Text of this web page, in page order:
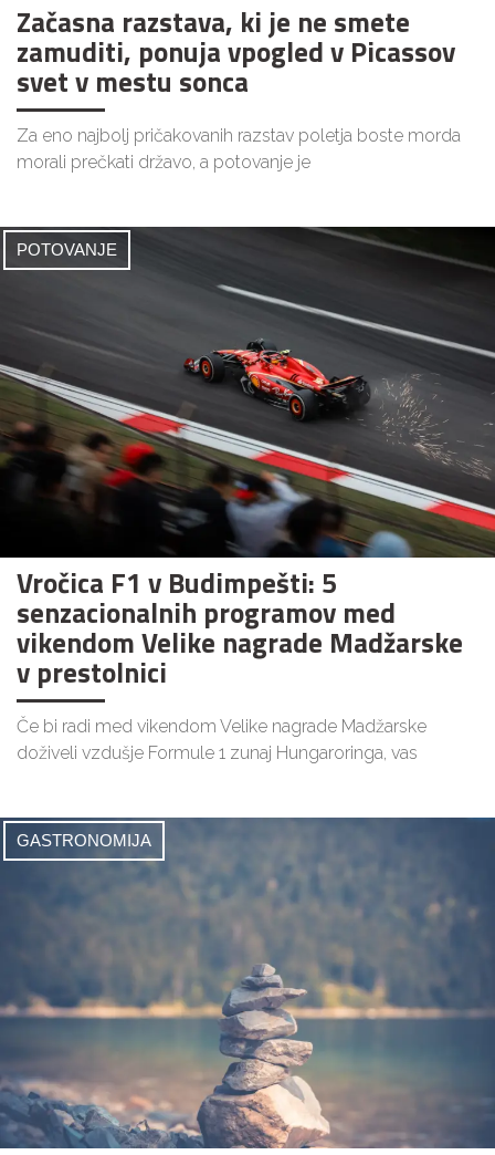
Začasna razstava, ki je ne smete
zamuditi, ponuja vpogled v Picassov
svet v mestu sonca
Za eno najbolj pričakovanih razstav poletja boste morda
morali prečkati državo, a potovanje je
POTOVANJE
Vročica F1 v Budimpešti: 5
senzacionalnih programov med
vikendom Velike nagrade Madžarske
v prestolnici
Če bi radi med vikendom Velike nagrade Madžarske
doživeli vzdušje Formule 1 zunaj Hungaroringa, vas
GASTRONOMIJA